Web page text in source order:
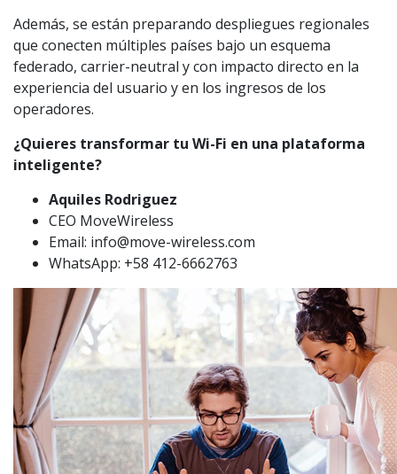
Además, se están preparando despliegues regionales
que conecten múltiples países bajo un esquema
federado, carrier-neutral y con impacto directo en la
experiencia del usuario y en los ingresos de los
operadores.
¿Quieres transformar tu Wi-Fi en una plataforma
inteligente?
Aquiles Rodriguez
CEO MoveWireless
Email: info@move-wireless.com
WhatsApp: +58 412-6662763